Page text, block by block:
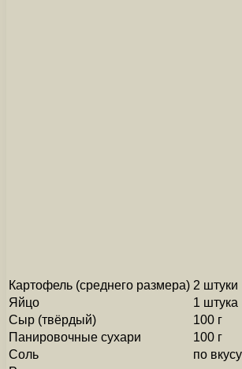
Картофель (среднего размера) 2 штуки
Яйцо
1 штука
Сыр (твёрдый)
100 г
Панировочные сухари
100 г
Соль
по вкусу